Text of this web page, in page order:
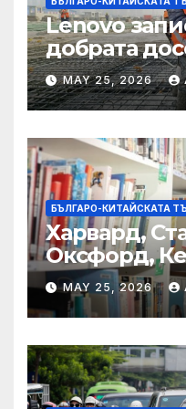
Lenovo
добрата
година
MAY 25, 2026
БЪЛГАРО-КИТАЙСКАТА
Харвард,
Оксфорд,
други: как
на YCIS
престижни
по целия
MAY 25, 2026